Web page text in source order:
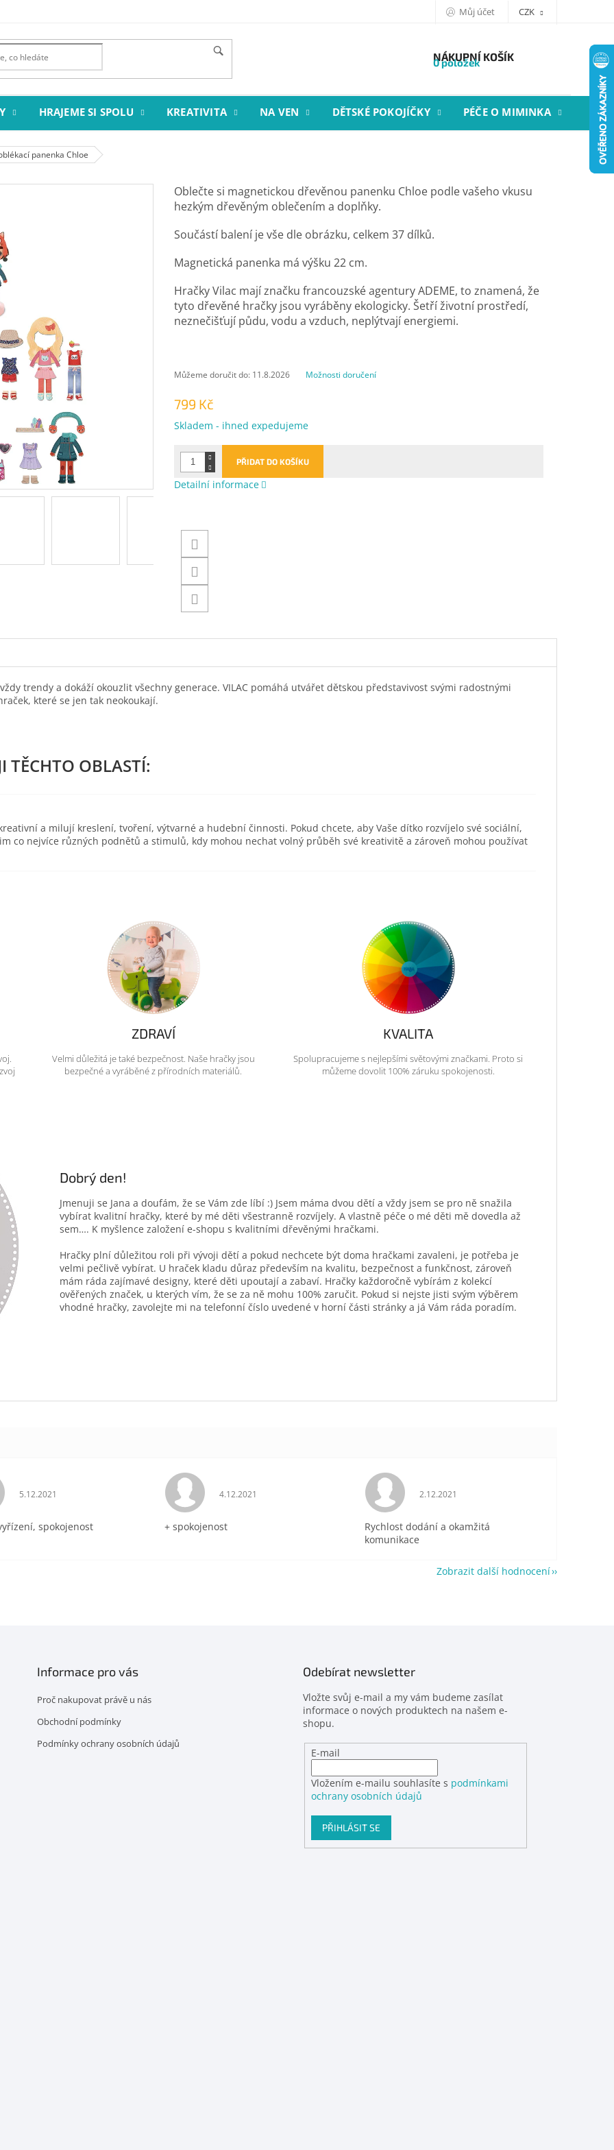
Můj účet CZK
NÁKUPNÍ KOŠÍK
0 položek
HRAJEME SI SPOLU KREATIVITA NA VEN DĚTSKÉ POKOJÍČKY PÉČE O MIMINKA
panenka Chloe
799 Kč
Měrná
Skladem - ihned expedujeme
Můžeme doručit do: 11.8.2026 Možnosti doručení
PŘIDAT DO KOŠÍKU
Oblečte si magnetickou dřevěnou panenku Chloe podle vašeho vkusu
hezkým dřevěným oblečením a doplňky.
Součástí balení je vše dle obrázku, celkem 37 dílků.
Magnetická panenka má výšku 22 cm.
Hračky Vilac mají značku francouzské agentury ADEME, to znamená, že
tyto dřevěné hračky jsou vyráběny ekologicky. Šetří životní prostředí,
neznečišťují půdu, vodu a vzduch, neplýtvají energiemi.
Detailní informace
trendy a dokáží okouzlit všechny generace. VILAC pomáhá utvářet dětskou představivost svými radostnými
které se jen tak neokoukají.
a milují kreslení, tvoření, výtvarné a hudební činnosti. Pokud chcete, aby Vaše dítko rozvíjelo své sociální,
co nejvíce různých podnětů a stimulů, kdy mohou nechat volný průběh své kreativitě a zároveň mohou používat
ZDRAVÍ
Velmi důležitá je také bezpečnost. Naše hračky jsou
bezpečné a vyráběné z přírodních materiálů.
KVALITA
Spolupracujeme s nejlepšími světovými značkami. Proto si
můžeme dovolit 100% záruku spokojenosti.
Dobrý den!
Jmenuji se Jana a doufám, že se Vám zde líbí :) Jsem máma dvou dětí a vždy jsem se pro ně snažila
vybírat kvalitní hračky, které by mé děti všestranně rozvíjely. A vlastně péče o mé děti mě dovedla až
sem…. K myšlence založení e-shopu s kvalitními dřevěnými hračkami.
Hračky plní důležitou roli při vývoji dětí a pokud nechcete být doma hračkami zavaleni, je potřeba je
velmi pečlivě vybírat. U hraček kladu důraz především na kvalitu, bezpečnost a funkčnost, zároveň
mám ráda zajímavé designy, které děti upoutají a zabaví. Hračky každoročně vybírám z kolekcí
ověřených značek, u kterých vím, že se za ně mohu 100% zaručit. Pokud si nejste jisti svým výběrem
vhodné hračky, zavolejte mi na telefonní číslo uvedené v horní části stránky a já Vám ráda poradím.
Hodnocení obchodu je 5 z 5 hvězdiček.
5.12.2021
spokojenost
Hodnocení obchodu je 5 z 5 hvězdiček.
4.12.2021
+ spokojenost
Hodnocení obchodu je 5 z 5 hvězdiček.
2.12.2021
Rychlost dodání a okamžitá
komunikace
Zobrazit další hodnocení
Informace pro vás
Proč nakupovat právě u nás
Obchodní podmínky
Podmínky ochrany osobních údajů
Odebírat newsletter
Vložte svůj e-mail a my vám budeme zasílat
informace o nových produktech na našem e-
shopu.
E-mail
Vložením e-mailu souhlasíte s podmínkami
ochrany osobních údajů
PŘIHLÁSIT SE